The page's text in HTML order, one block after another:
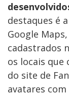
destaques é
Google
cadastrados
os locais que
do site de
avatares